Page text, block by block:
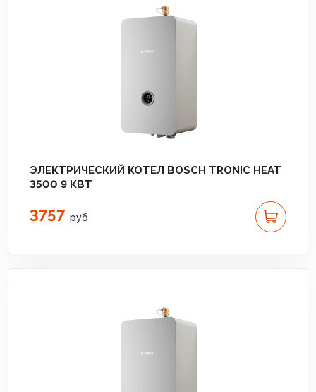
ЭЛЕКТРИЧЕСКИЙ КОТЕЛ BOSCH TRONIC HEAT
3500 9 КВТ
3757 руб